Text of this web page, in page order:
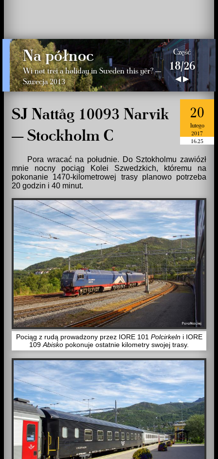
Na północ
Wi nøt trei a høliday in Sweden this yër? —
Szwecja 2013
Część
18/26
◀▶
20
lutego
2017
16.25
SJ Nattåg 10093 Narvik
— Stockholm C
Pora wracać na południe. Do Sztokholmu zawiózł
mnie nocny pociąg Kolei Szwedzkich, któremu na
pokonanie 1470-kilometrowej trasy planowo potrzeba
20 godzin i 40 minut.
Pociąg z rudą prowadzony przez IORE 101 Polcirkelni IORE
109Abisko pokonuje ostatnie kilometry swojej trasy.